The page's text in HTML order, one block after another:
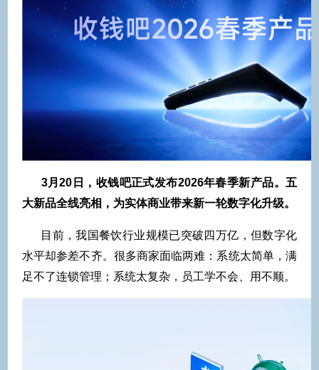
3月20日，收钱吧正式发布2026年春季新产品。五
大新品全线亮相，为实体商业带来新一轮数字化升级。
目前，我国餐饮行业规模已突破四万亿，但数字化
水平却参差不齐。很多商家面临两难：系统太简单，满
足不了连锁管理；系统太复杂，员工学不会、用不顺。